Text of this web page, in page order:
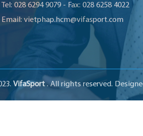
Tel:028 6294 9079 - Fax:028 6258 4022
Email:vietphap.hcm@vifasport.com
VifaSport. All rights reserved.